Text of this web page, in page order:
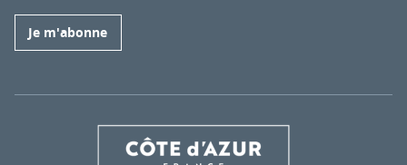
Je m'abonne